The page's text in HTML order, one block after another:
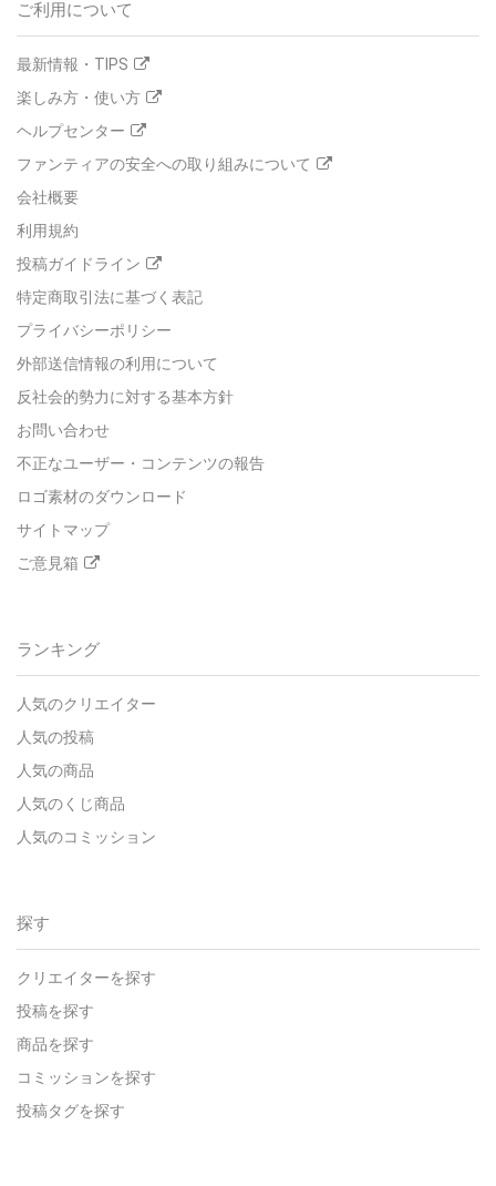
ご利用について
最新情報・TIPS
楽しみ方・使い方
ヘルプセンター
ファンティアの安全への取り組みについて
会社概要
利用規約
投稿ガイドライン
特定商取引法に基づく表記
プライバシーポリシー
外部送信情報の利用について
反社会的勢力に対する基本方針
お問い合わせ
不正なユーザー・コンテンツの報告
ロゴ素材のダウンロード
サイトマップ
ご意見箱
ランキング
人気のクリエイター
人気の投稿
人気の商品
人気のくじ商品
人気のコミッション
探す
クリエイターを探す
投稿を探す
商品を探す
コミッションを探す
投稿タグを探す